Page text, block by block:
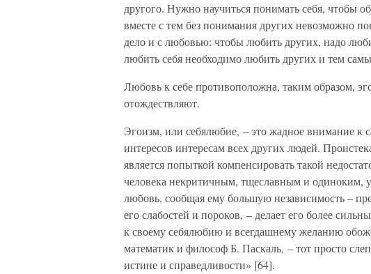
другого. Нужно научиться понимать себя, чтобы
вместе с тем без понимания других невозможно
дело и с любовью: чтобы любить других, надо
любить себя необходимо любить других и тем
Любовь к себе противоположна, таким образом,
отождествляют.
Эгоизм, или себялюбие, – это жадное внимание к
интересов интересам всех других людей.
является попыткой компенсировать такой
человека некритичным, тщеславным и одиноким,
любовь, сообщая ему большую независимость –
его слабостей и пороков, – делает его более
к своему себялюбию и всегдашнему желанию
математик и философ Б. Паскаль, – тот просто
истине и справедливости» [64].